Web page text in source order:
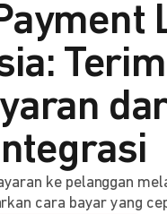
ke pelanggan
cara bayar yang